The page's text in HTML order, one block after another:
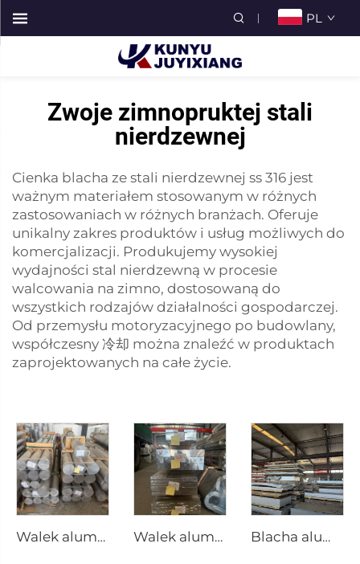
PL
Zwoje zimnopruktej stali
nierdzewnej
Cienka blacha ze stali nierdzewnej ss 316 jest
ważnym materiałem stosowanym w różnych
zastosowaniach w różnych branżach. Oferuje
unikalny zakres produktów i usług możliwych do
komercjalizacji. Produkujemy wysokiej
wydajności stal nierdzewną w procesie
walcowania na zimno, dostosowaną do
wszystkich rodzajów działalności gospodarczej.
Od przemysłu motoryzacyjnego po budowlany,
współczesny 冷却 można znaleźć w produktach
zaprojektowanych na całe życie.
Walek aluminiowy okrągły pręt aluminiowy Walek aluminiowy kwadratowy pręt aluminiowy Blacha aluminiowa z blachy stalowej